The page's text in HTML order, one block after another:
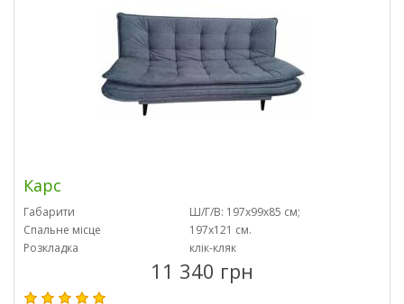
Карс
Габарити
Ш/Г/В: 197х99х85 см;
Спальне місце
197х121 см.
Розкладка
клік-кляк
11 340 грн